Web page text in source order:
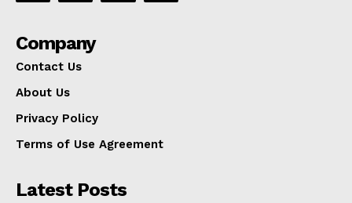
Company
Contact Us
About Us
Privacy Policy
Terms of Use Agreement
Latest Posts